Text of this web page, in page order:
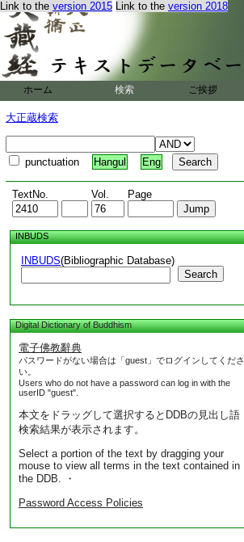
Link to the version 2015 Link to the version 2018
ホーム 検索 ご挨拶
大正蔵検索
punctuation Hangul Eng
TextNo. Vol. Page
INBUDS
INBUDS(Bibliographic Database)
Search
Digital Dictionary of Buddhism
電子佛教辭典
パスワードがない場合は「guest」でログインしてくださ
い。
Users who do not have a password can log in with the
userID "guest".
本文をドラッグして選択するとDDBの見出し語
検索結果が表示されます。
Select a portion of the text by dragging your
mouse to view all terms in the text contained in
the DDB. ・
Password Access Policies